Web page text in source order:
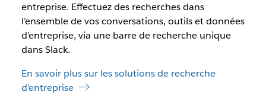
entreprise. Effectuez des recherches dans
l’ensemble de vos conversations, outils et données
d’entreprise, via une barre de recherche unique
dans Slack.
En savoir plus sur les solutions de recherche
d’entreprise